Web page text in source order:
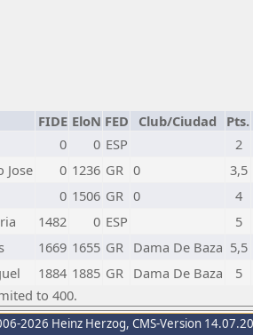
FIDE EloN FED Club/Ciudad Pts.
0 0 ESP 2
Jose 0 1236 GR 0 3,5
0 1506 GR 0 4
1482 0 ESP 5
1669 1655 GR Dama De Baza 5,5
1884 1885 GR Dama De Baza 5
to 400.
2026 Heinz Herzog, CMS-Version